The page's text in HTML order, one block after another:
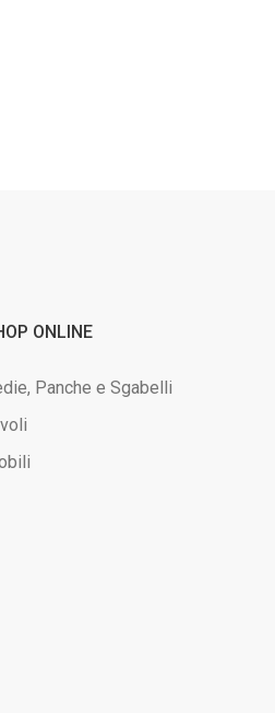
ONLINE
Panche e Sgabelli